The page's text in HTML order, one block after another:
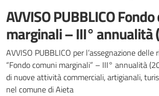
AVVISO PUBBLICO
marginali – III° annualità
Dettagli della notizia
AVVISO PUBBLICO per l’assegnazione
“Fondo comuni marginali” – III° annualità
di nuove attività commerciali, artigianali,
nel comune di Aieta